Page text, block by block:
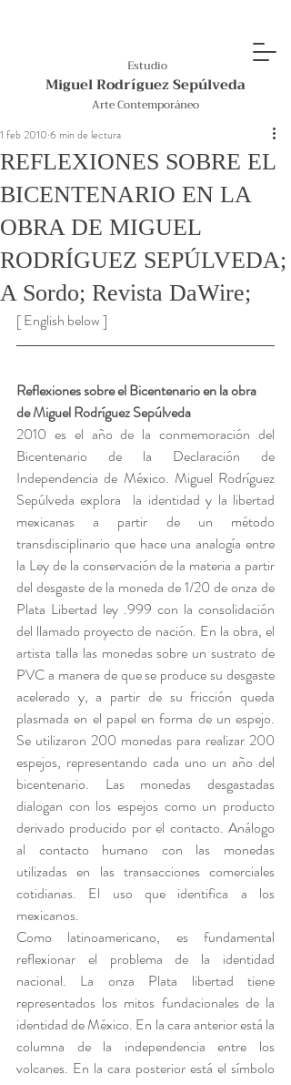
Estudio
Miguel Rodríguez Sepúlveda
Arte Contemporáneo
REFLEXIONES SOBRE EL
BICENTENARIO EN LA
OBRA DE MIGUEL
RODRÍGUEZ SEPÚLVEDA;
A Sordo; Revista DaWire;
1 feb 2010 6 min de lectura
[ English below ]
Reflexiones sobre el Bicentenario en la obra
de Miguel Rodríguez Sepúlveda
2010 es el año de la conmemoración del
Bicentenario de la Declaración de
Independencia de México. Miguel Rodríguez
Sepúlveda explora  la identidad y la libertad
mexicanas a partir de un método
transdisciplinario que hace una analogía entre
la Ley de la conservación de la materia a partir
del desgaste de la moneda de 1/20 de onza de
Plata Libertad ley .999 con la consolidación
del llamado proyecto de nación. En la obra, el
artista talla las monedas sobre un sustrato de
PVC a manera de que se produce su desgaste
acelerado y, a partir de su fricción queda
plasmada en el papel en forma de un espejo.
Se utilizaron 200 monedas para realizar 200
espejos, representando cada uno un año del
bicentenario. Las monedas desgastadas
dialogan con los espejos como un producto
derivado producido por el contacto. Análogo
al contacto humano con las monedas
utilizadas en las transacciones comerciales
cotidianas. El uso que identifica a los
mexicanos.
Como latinoamericano, es fundamental
reflexionar el problema de la identidad
nacional. La onza Plata libertad tiene
representados los mitos fundacionales de la
identidad de México. En la cara anterior está la
columna de la independencia entre los
volcanes. En la cara posterior está el símbolo